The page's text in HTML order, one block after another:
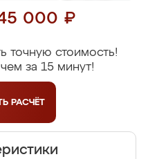
000 ₽
точную стоимость!
за 15 минут!
РАСЧЁТ